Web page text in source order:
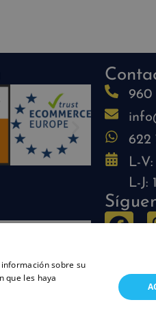
960
622
L-
L-J:
sobre su
que les haya